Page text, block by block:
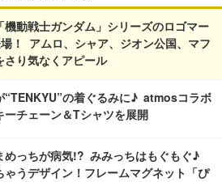
機動戦士ガンダム」シリーズのロゴマー
！ アムロ、シャア、ジオン公国、マフ
さり気なくアピール
“TENKYU”の着ぐるみに♪ atmosコラボ
ーチェーン＆Tシャツを展開
めっちが病気!? みみっちはもぐもぐ♪
ゃうデザイン！フレームマグネット「ぴ